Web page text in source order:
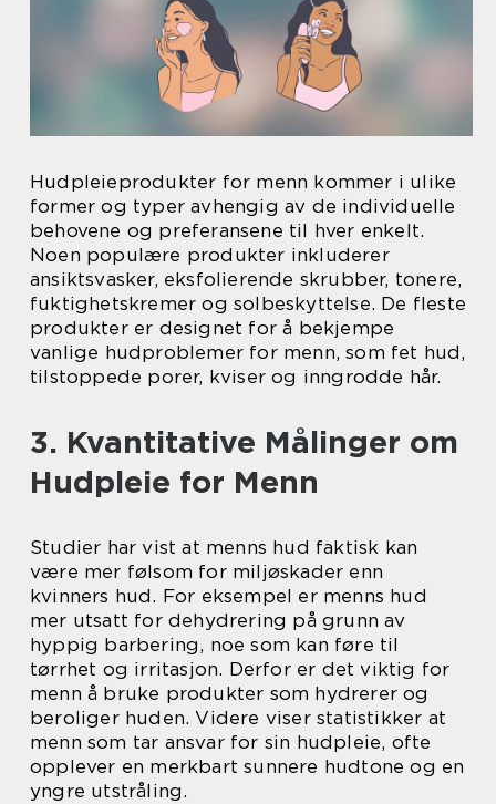
Hudpleieprodukter for menn kommer i ulike
former og typer avhengig av de individuelle
behovene og preferansene til hver enkelt.
Noen populære produkter inkluderer
ansiktsvasker, eksfolierende skrubber, tonere,
fuktighetskremer og solbeskyttelse. De fleste
produkter er designet for å bekjempe
vanlige hudproblemer for menn, som fet hud,
tilstoppede porer, kviser og inngrodde hår.
3. Kvantitative Målinger om
Hudpleie for Menn
Studier har vist at menns hud faktisk kan
være mer følsom for miljøskader enn
kvinners hud. For eksempel er menns hud
mer utsatt for dehydrering på grunn av
hyppig barbering, noe som kan føre til
tørrhet og irritasjon. Derfor er det viktig for
menn å bruke produkter som hydrerer og
beroliger huden. Videre viser statistikker at
menn som tar ansvar for sin hudpleie, ofte
opplever en merkbart sunnere hudtone og en
yngre utstråling.